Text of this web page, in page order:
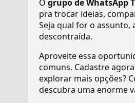
O grupo de WhatsApp
pra trocar ideias,
Seja qual for o
descontraída.
Aproveite essa
comuns. Cadastre
explorar mais opções?
descubra uma enorme